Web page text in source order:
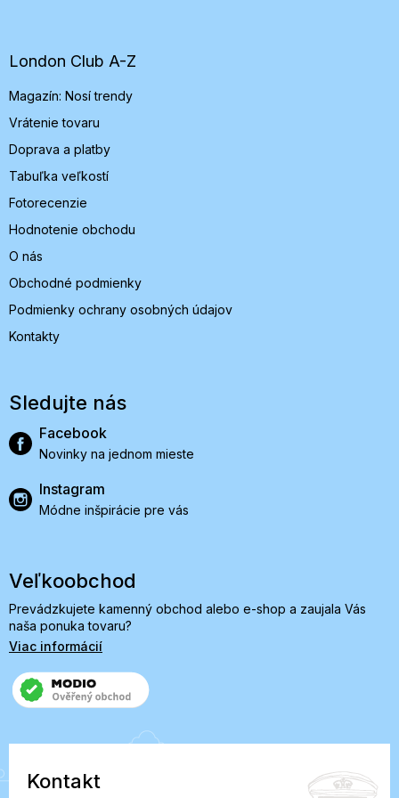
e
London Club A-Z
Magazín: Nosí trendy
Vrátenie tovaru
Doprava a platby
Tabuľka veľkostí
Fotorecenzie
Hodnotenie obchodu
O nás
Obchodné podmienky
Podmienky ochrany osobných údajov
Kontakty
Sledujte nás
Facebook
Novinky na jednom mieste
Instagram
Módne inšpirácie pre vás
Veľkoobchod
Prevádzkujete kamenný obchod alebo e-shop a zaujala Vás
naša ponuka tovaru?
Viac informácií
Kontakt